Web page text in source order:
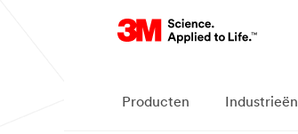
Producten Industrieën